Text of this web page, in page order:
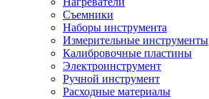
Съемники
Наборы инструмента
Измерительные инструменты
Калибровочные пластины
Электроинструмент
Ручной инструмент
Расходные материалы